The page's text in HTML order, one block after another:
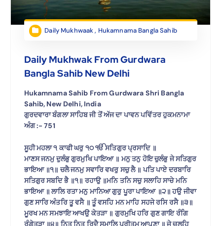
Daily Mukhwaak, Hukamnama Bangla Sahib
Daily Mukhwak From Gurdwara
Bangla Sahib New Delhi
Hukamnama Sahib From Gurdwara Shri Bangla
Sahib, New Delhi, India
ਗੁਰਦਵਾਰਾ ਬੰਗਲਾ ਸਾਹਿਬ ਜੀ ਤੋਂ ਅੱਜ ਦਾ ਪਾਵਨ ਪਵਿੱਤਰ ਹੁਕਮਨਾਮਾ
ਅੰਗ :- 751
ਸੂਹੀ ਮਹਲਾ ੧ ਕਾਫੀ ਘਰੁ ੧੦ ੴ ਸਤਿਗੁਰ ਪ੍ਰਸਾਦਿ ॥
ਮਾਣਸ ਜਨਮੁ ਦੁਲੰਭੁ ਗੁਰਮੁਖਿ ਪਾਇਆ ॥ ਮਨੁ ਤਨੁ ਹੋਇ ਚੁਲੰਭੁ ਜੇ ਸਤਿਗੁਰ
ਭਾਇਆ ॥੧॥ ਚਲੈ ਜਨਮੁ ਸਵਾਰਿ ਵਖਰੁ ਸਚੁ ਲੈ ॥ ਪਤਿ ਪਾਏ ਦਰਬਾਰਿ
ਸਤਿਗੁਰ ਸਬਦਿ ਭੈ ॥੧॥ ਰਹਾਉ ॥ਮਨਿ ਤਨਿ ਸਚੁ ਸਲਾਹਿ ਸਾਚੇ ਮਨਿ
ਭਾਇਆ ॥ ਲਾਲਿ ਰਤਾ ਮਨੁ ਮਾਨਿਆ ਗੁਰੁ ਪੂਰਾ ਪਾਇਆ ॥੨॥ ਹਉ ਜੀਵਾ
ਗੁਣ ਸਾਰਿ ਅੰਤਰਿ ਤੂ ਵਸੈ ॥ ਤੂੰ ਵਸਹਿ ਮਨ ਮਾਹਿ ਸਹਜੇ ਰਸਿ ਰਸੈ ॥੩॥
ਮੂਰਖ ਮਨ ਸਮਝਾਇ ਆਖਉ ਕੇਤੜਾ ॥ ਗੁਰਮੁਖਿ ਹਰਿ ਗੁਣ ਗਾਇ ਰੰਗਿ
ਰੰਗੇਤੜਾ ॥੪॥ ਨਿਤ ਨਿਤ ਰਿਦੈ ਸਮਾਲਿ ਪ੍ਰੀਤਮੁ ਆਪਣਾ ॥ ਜੇ ਚਲਹਿ